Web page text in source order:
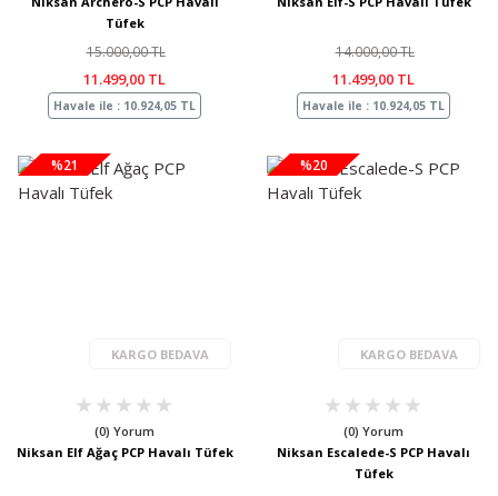
Tüfek
15.000,00 TL
11.499,00 TL
Havale ile : 10.924,05 TL
14.000,00 TL
11.499,00 TL
Havale ile : 10.924,05 TL
%21
KARGO BEDAVA
(0) Yorum
Niksan Elf Ağaç PCP Havalı Tüfek
%20
KARGO BEDAVA
(0) Yorum
Niksan Escalede-S PCP Havalı
Tüfek